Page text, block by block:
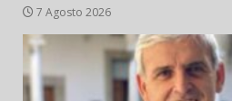
7 Agosto 2026